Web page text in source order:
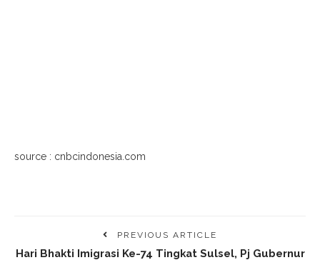
source : cnbcindonesia.com
PREVIOUS ARTICLE
Hari Bhakti Imigrasi Ke-74 Tingkat Sulsel, Pj Gubernur